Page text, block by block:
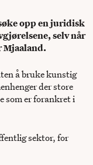
opp en juridisk
selv når
Mjaaland.
å bruke kunstig
der store
som er forankret i
sektor, for